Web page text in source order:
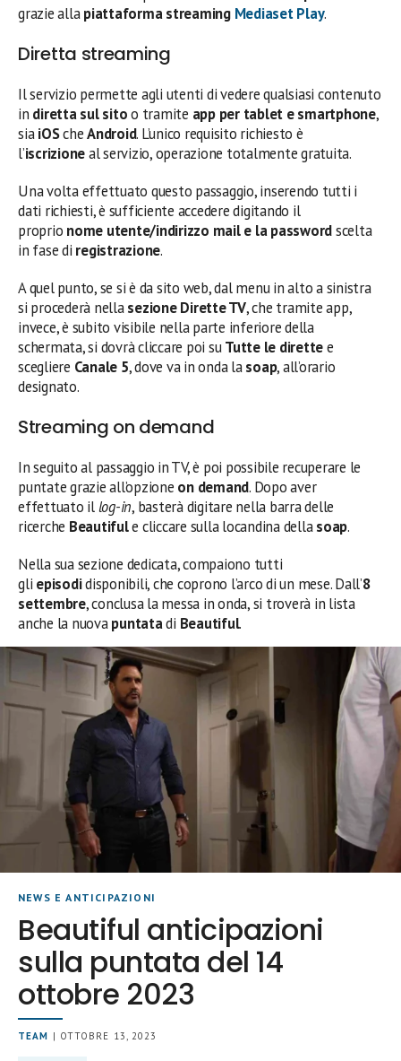
grazie allapiattaforma streaming Mediaset Play.
Diretta streaming
Il servizio permette agli utenti di vedere qualsiasi contenuto
in diretta sul sitoo tramite app per tablet e smartphone,
siaiOScheAndroid. L’unico requisito richiesto è
l’iscrizioneal servizio, operazione totalmente gratuita.
Una volta effettuato questo passaggio, inserendo tutti i
dati richiesti, è sufficiente accedere digitando il
proprio nome utente/indirizzo mail e la passwordscelta
in fase di registrazione.
A quel punto, se si è da sito web, dal menu in alto a sinistra
si procederà nellasezione Dirette TV, che tramite app,
invece, è subito visibile nella parte inferiore della
schermata, si dovrà cliccare poi suTutte le direttee
scegliere Canale 5, dove va in onda lasoap, all’orario
designato.
Streaming on demand
In seguito al passaggio in TV, è poi possibile recuperare le
puntate grazie all’opzione on demand. Dopo aver
effettuato illog-in, basterà digitare nella barra delle
ricerche Beautifule cliccare sulla locandina dellasoap.
Nella sua sezione dedicata, compaiono tutti
gli episodidisponibili, che coprono l’arco di un mese. Dall’8
settembre, conclusa la messa in onda, si troverà in lista
anche la nuovapuntatadi Beautiful.
NEWS E ANTICIPAZIONI
Beautiful anticipazioni
sulla puntata del 14
ottobre 2023
TEAM | OTTOBRE 13, 2023